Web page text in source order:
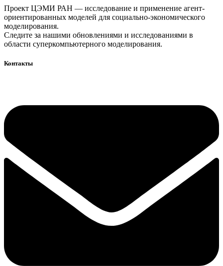
Проект ЦЭМИ РАН — исследование и применение агент-
ориентированных моделей для социально-экономического
моделирования.
Следите за нашими обновлениями и исследованиями в
области суперкомпьютерного моделирования.
Контакты